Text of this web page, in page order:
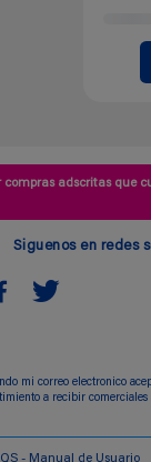
adscritas que
Siguenos en redes
mi correo electronico
a recibir
- Manual de Usuario